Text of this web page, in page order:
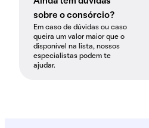
sobre o consórcio?
Em caso de dúvidas ou caso
queira um valor maior que o
disponível na lista, nossos
especialistas podem te
ajudar.